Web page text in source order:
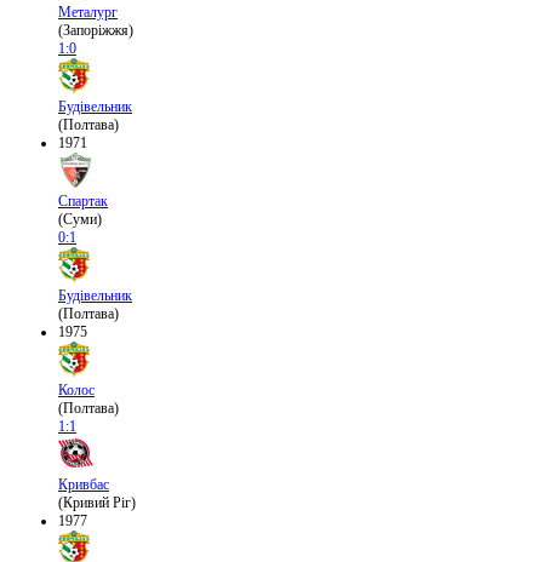
Металург
(Запоріжжя)
1:0
Будівельник
(Полтава)
1971
Спартак
(Суми)
0:1
Будівельник
(Полтава)
1975
Колос
(Полтава)
1:1
Кривбас
(Кривий Ріг)
1977